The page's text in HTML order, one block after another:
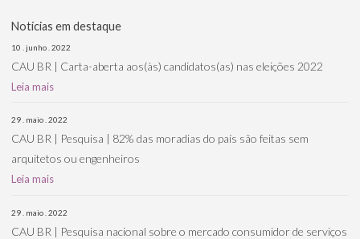
Notícias em destaque
10 . junho . 2022
CAU BR | Carta-aberta aos(às) candidatos(as) nas eleições 2022
Leia mais
29 . maio . 2022
CAU BR | Pesquisa | 82% das moradias do país são feitas sem
arquitetos ou engenheiros
Leia mais
29 . maio . 2022
CAU BR | Pesquisa nacional sobre o mercado consumidor de serviços